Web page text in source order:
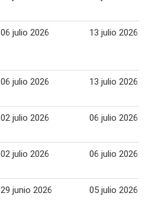
06 julio 2026 13 julio 2026
06 julio 2026 13 julio 2026
02 julio 2026 06 julio 2026
02 julio 2026 06 julio 2026
29 junio 2026 05 julio 2026